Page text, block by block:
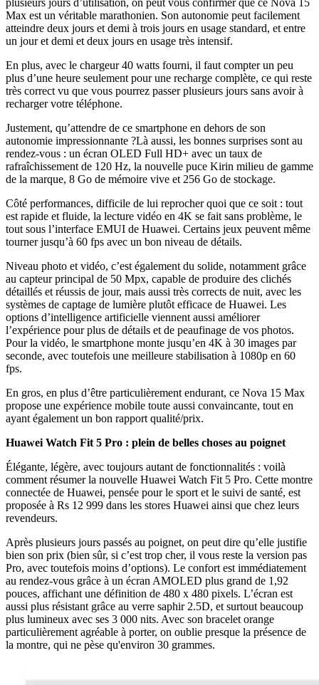
plusieurs jours d’utilisation, on peut vous confirmer que ce Nova 15
Max est un véritable marathonien. Son autonomie peut facilement
atteindre deux jours et demi à trois jours en usage standard, et entre
un jour et demi et deux jours en usage très intensif.
En plus, avec le chargeur 40 watts fourni, il faut compter un peu
plus d’une heure seulement pour une recharge complète, ce qui reste
très correct vu que vous pourrez passer plusieurs jours sans avoir à
recharger votre téléphone.
Justement, qu’attendre de ce smartphone en dehors de son
autonomie impressionnante ?Là aussi, les bonnes surprises sont au
rendez-vous : un écran OLED Full HD+ avec un taux de
rafraîchissement de 120 Hz, la nouvelle puce Kirin milieu de gamme
de la marque, 8 Go de mémoire vive et 256 Go de stockage.
Côté performances, difficile de lui reprocher quoi que ce soit : tout
est rapide et fluide, la lecture vidéo en 4K se fait sans problème, le
tout sous l’interface EMUI de Huawei. Certains jeux peuvent même
tourner jusqu’à 60 fps avec un bon niveau de détails.
Niveau photo et vidéo, c’est également du solide, notamment grâce
au capteur principal de 50 Mpx, capable de produire des clichés
détaillés et réussis de jour, mais aussi très corrects de nuit, avec les
systèmes de captage de lumière plutôt efficace de Huawei. Les
options d’intelligence artificielle viennent aussi améliorer
l’expérience pour plus de détails et de peaufinage de vos photos.
Pour la vidéo, le smartphone monte jusqu’en 4K à 30 images par
seconde, avec toutefois une meilleure stabilisation à 1080p en 60
fps.
En gros, en plus d’être particulièrement endurant, ce Nova 15 Max
propose une expérience mobile toute aussi convaincante, tout en
ayant également un bon rapport qualité/prix.
Huawei Watch Fit 5 Pro : plein de belles choses au poignet
Élégante, légère, avec toujours autant de fonctionnalités : voilà
comment résumer la nouvelle Huawei Watch Fit 5 Pro. Cette montre
connectée de Huawei, pensée pour le sport et le suivi de santé, est
proposée à Rs 12 999 dans les stores Huawei ainsi que chez leurs
revendeurs.
Après plusieurs jours passés au poignet, on peut dire qu’elle justifie
bien son prix (bien sûr, si c’est trop cher, il vous reste la version pas
Pro, avec toutefois moins d’options). Le confort est immédiatement
au rendez-vous grâce à un écran AMOLED plus grand de 1,92
pouces, affichant une définition de 480 x 480 pixels. L’écran est
aussi plus résistant grâce au verre saphir 2.5D, et surtout beaucoup
plus lumineux avec ses 3 000 nits. Avec son bracelet orange
particulièrement agréable à porter, on oublie presque la présence de
la montre, qui ne pèse qu'environ 30 grammes.